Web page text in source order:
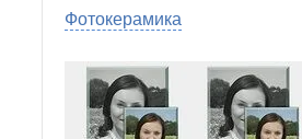
Фотокерамика